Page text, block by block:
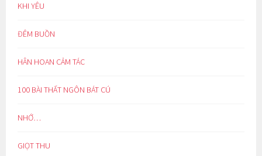
KHI YÊU
ĐÊM BUỒN
HÂN HOAN CẢM TÁC
100 BÀI THẤT NGÔN BÁT CÚ
NHỚ…
GIỌT THU